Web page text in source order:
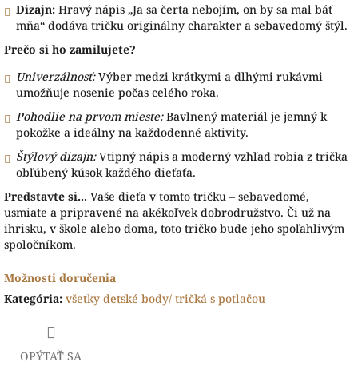
Dizajn: Hravý nápis „Ja sa čerta nebojím, on by sa mal báť
mňa“ dodáva tričku originálny charakter a sebavedomý štýl.
Prečo si ho zamilujete?
Univerzálnosť:Výber medzi krátkymi a dlhými rukávmi
umožňuje nosenie počas celého roka.
Pohodlie na prvom mieste:Bavlnený materiál je jemný k
pokožke a ideálny na každodenné aktivity.
Štýlový dizajn:Vtipný nápis a moderný vzhľad robia z trička
obľúbený kúsok každého dieťaťa.
Predstavte si... Vaše dieťa v tomto tričku – sebavedomé,
usmiate a pripravené na akékoľvek dobrodružstvo. Či už na
ihrisku, v škole alebo doma, toto tričko bude jeho spoľahlivým
spoločníkom.
Možnosti doručenia
Kategória: všetky detské body/ tričká s potlačou
OPÝTAŤ SA